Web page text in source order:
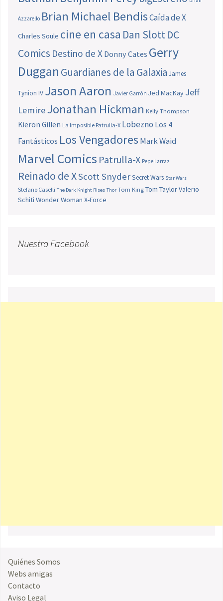
Azzarello Brian Michael BendisCaída de X
Charles Soule cine en casa Dan SlottDC
Comics Destino de X Donny Cates Gerry
Duggan Guardianes de la Galaxia James
Tynion IV Jason Aaron Javier Garrón Jed MacKay Jeff
LemireJonathan Hickman Kelly Thompson
Kieron Gillen La Imposible Patrulla-X Lobezno Los 4
Fantásticos Los Vengadores Mark Waid
Marvel Comics Patrulla-X Pepe Larraz
Reinado de XScott SnyderSecret Wars Star Wars
Stefano Caselli The Dark Knight Rises Thor Tom King Tom TaylorValerio
Schiti Wonder Woman X-Force
Nuestro Facebook
Quiénes Somos
Webs amigas
Contacto
Aviso Legal